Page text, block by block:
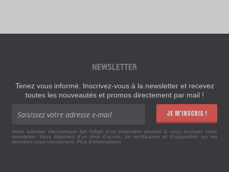
NEWSLETTER
Tenez vous informé. Inscrivez-vous à la newsletter et recevez
toutes les nouveautés et promos directement par mail !
JE M'INSCRIS !
Votre adresse électronique fait l'objet d'un traitement destiné à vous envoyer notre
newsletter. Vous disposez d'un droit d'accès, de rectification et d'opposition sur les
données vous concernant. Plus d'informations